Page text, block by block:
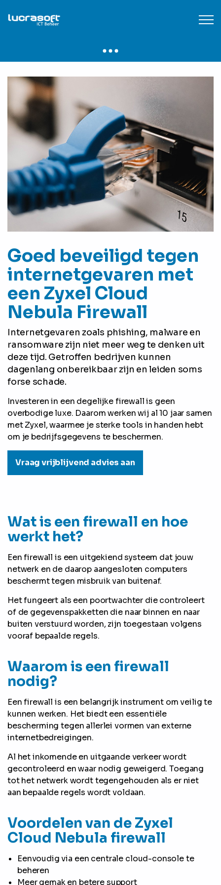
Goed beveiligd tegen
internetgevaren met
een Zyxel Cloud
Nebula Firewall
Internetgevaren zoals phishing, malware en
ransomware zijn niet meer weg te denken uit
deze tijd. Getroffen bedrijven kunnen
dagenlang onbereikbaar zijn en leiden soms
forse schade.
Investeren in een degelijke firewall is geen
overbodige luxe. Daarom werken wij al 10 jaar samen
met Zyxel, waarmee je sterke tools in handen hebt
om je bedrijfsgegevens te beschermen.
Vraag vrijblijvend advies aan
Wat is een firewall en hoe
werkt het?
Een firewall is een uitgekiend systeem dat jouw
netwerk en de daarop aangesloten computers
beschermt tegen misbruik van buitenaf.
Het fungeert als een poortwachter die controleert
of de gegevenspakketten die naar binnen en naar
buiten verstuurd worden, zijn toegestaan volgens
vooraf bepaalde regels.
Waarom is een firewall
nodig?
Een firewall is een belangrijk instrument om veilig te
kunnen werken. Het biedt een essentiële
bescherming tegen allerlei vormen van externe
internetbedreigingen.
Al het inkomende en uitgaande verkeer wordt
gecontroleerd en waar nodig geweigerd. Toegang
tot het netwerk wordt tegengehouden als er niet
aan bepaalde regels wordt voldaan.
Voordelen van de Zyxel
Cloud Nebula firewall
Eenvoudig via een centrale cloud-console te
beheren
Meer gemak en betere support